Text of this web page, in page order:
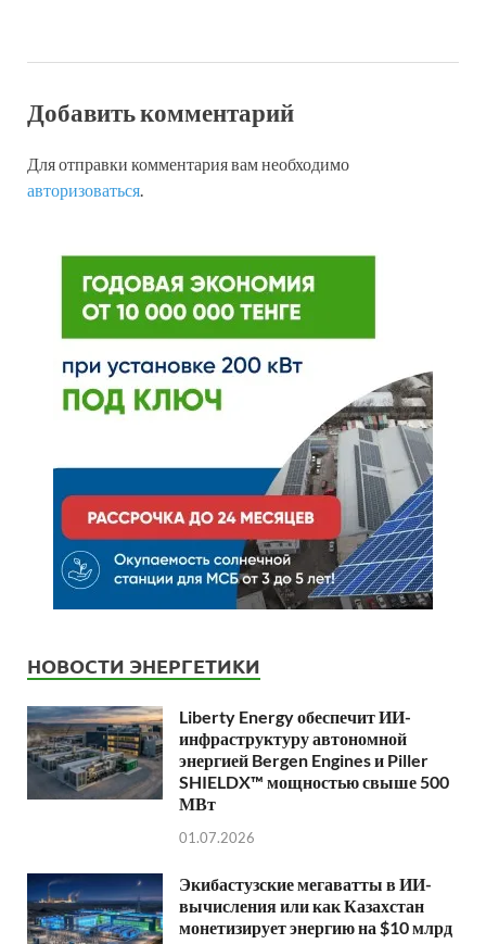
Добавить комментарий
Для отправки комментария вам необходимо
авторизоваться
НОВОСТИ ЭНЕРГЕТИКИ
Liberty Energy обеспечит ИИ-
инфраструктуру автономной
энергией Bergen Engines и Piller
SHIELDX™ мощностью свыше 500
МВт
01.07.2026
Экибастузские мегаватты в ИИ-
вычисления или как Казахстан
монетизирует энергию на $10 млрд